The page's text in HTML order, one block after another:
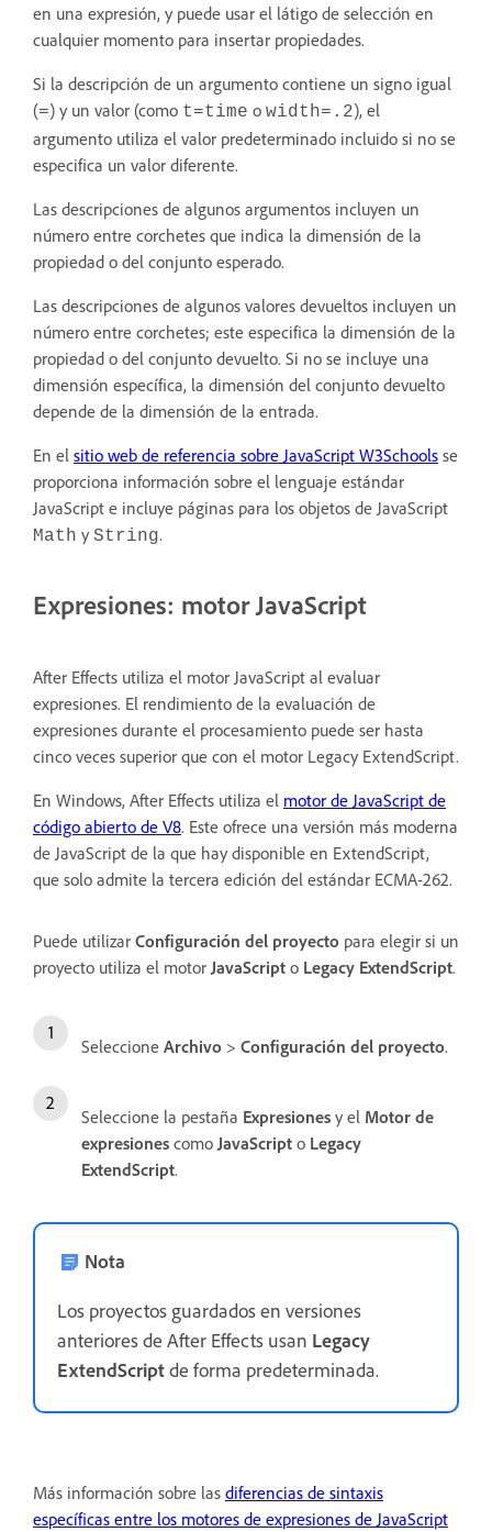
en una expresión, y puede usar el látigo de selección en
cualquier momento para insertar propiedades.
Si la descripción de un argumento contiene un signo igual
(=) y un valor (como t=time o width=.2), el
argumento utiliza el valor predeterminado incluido si no se
especifica un valor diferente.
Las descripciones de algunos argumentos incluyen un
número entre corchetes que indica la dimensión de la
propiedad o del conjunto esperado.
Las descripciones de algunos valores devueltos incluyen un
número entre corchetes; este especifica la dimensión de la
propiedad o del conjunto devuelto. Si no se incluye una
dimensión específica, la dimensión del conjunto devuelto
depende de la dimensión de la entrada.
En el sitio web de referencia sobre JavaScript W3Schools se
proporciona información sobre el lenguaje estándar
JavaScript e incluye páginas para los objetos de JavaScript
Math y String.
Expresiones: motor JavaScript
After Effects utiliza el motor JavaScript al evaluar
expresiones. El rendimiento de la evaluación de
expresiones durante el procesamiento puede ser hasta
cinco veces superior que con el motor Legacy ExtendScript.
En Windows, After Effects utiliza el motor de JavaScript de
código abierto de V8. Este ofrece una versión más moderna
de JavaScript de la que hay disponible en ExtendScript,
que solo admite la tercera edición del estándar ECMA-262.
Puede utilizar Configuración del proyecto para elegir si un
proyecto utiliza el motor JavaScript o Legacy ExtendScript.
Seleccione Archivo > Configuración del proyecto.
Seleccione la pestaña Expresiones y el Motor de
expresiones como JavaScript o Legacy
ExtendScript.
Nota
Los proyectos guardados en versiones
anteriores de After Effects usan Legacy
ExtendScriptde forma predeterminada.
Más información sobre las diferencias de sintaxis
específicas entre los motores de expresiones de JavaScript